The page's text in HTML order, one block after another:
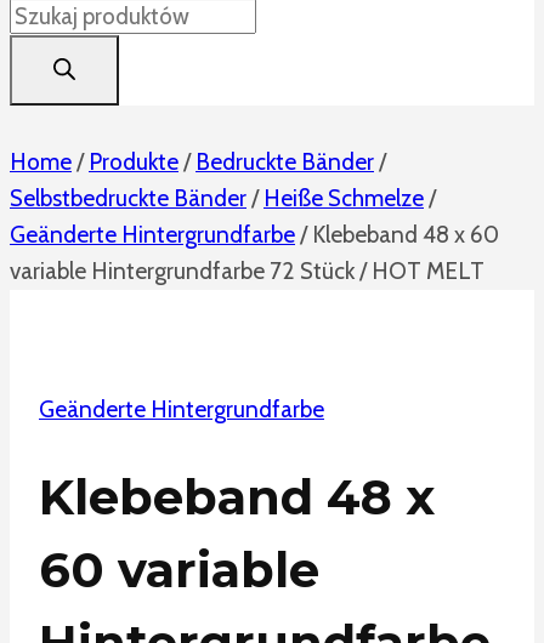
Products
search
Home/ Produkte/ Bedruckte Bänder/
Selbstbedruckte Bänder/ Heiße Schmelze/
Geänderte Hintergrundfarbe/ Klebeband 48 x 60
variable Hintergrundfarbe 72 Stück / HOT MELT
Geänderte Hintergrundfarbe
Klebeband 48 x
60 variable